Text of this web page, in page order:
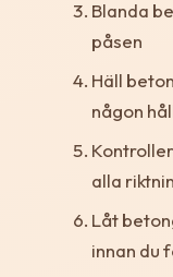
Blanda
påsen
Häll
någon
alla
Låt
innan du